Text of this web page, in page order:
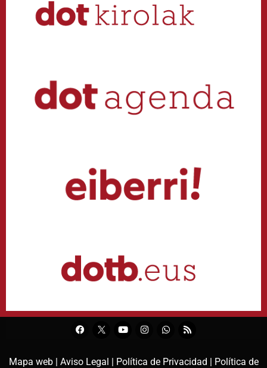
Mapa web | Aviso Legal | Política de Privacidad | Política de